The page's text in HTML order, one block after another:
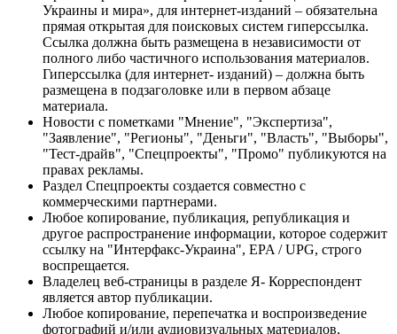
Украины и мира», для интернет-изданий – обязательна
прямая открытая для поисковых систем гиперссылка.
Ссылка должна быть размещена в независимости от
полного либо частичного использования материалов.
Гиперссылка (для интернет- изданий) – должна быть
размещена в подзаголовке или в первом абзаце
материала.
Новости с пометками "Мнение", "Экспертиза",
"Заявление", "Регионы", "Деньги", "Власть", "Выборы",
"Тест-драйв", "Спецпроекты", "Промо" публикуются на
правах рекламы.
Раздел Спецпроекты создается совместно с
коммерческими партнерами.
Любое копирование, публикация, републикация и
другое распространение информации, которое содержит
ссылку на "Интерфакс-Украина", EPA / UPG, строго
воспрещается.
Владелец веб-страницы в разделе Я- Корреспондент
является автор публикации.
Любое копирование, перепечатка и воспроизведение
фотографий и/или аудиовизуальных материалов,